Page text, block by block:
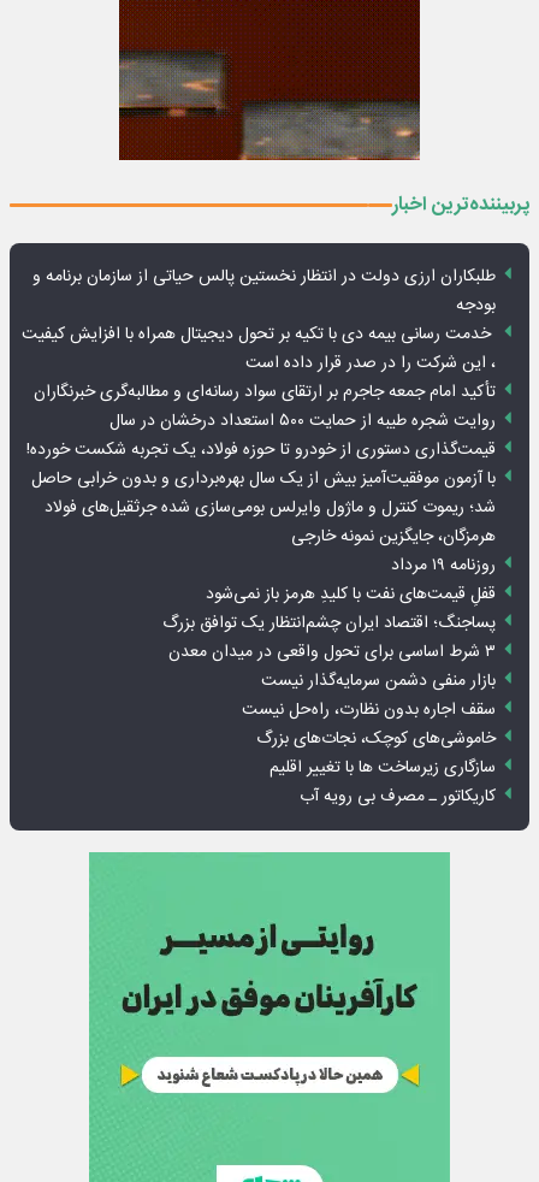
پربیننده‌ترین اخبار
طلبکاران ارزی دولت در انتظار نخستین پالس حیاتی از سازمان برنامه و
بودجه
خدمت رسانی بیمه دی با تکیه بر تحول دیجیتال همراه با افزایش کیفیت
، این شرکت را در صدر قرار داده است
تأکید امام جمعه جاجرم بر ارتقای سواد رسانه‌ای و مطالبه‌گری خبرنگاران
روایت شجره طیبه از حمایت ۵۰۰ استعداد درخشان در سال
قیمت‌گذاری دستوری از خودرو تا حوزه فولاد، یک تجربه شکست خورده!
با آزمون موفقیت‌آمیز بیش از یک سال بهره‌برداری و بدون خرابی حاصل
شد؛ ریموت کنترل و ماژول وایرلس بومی‌سازی شده جرثقیل‌های فولاد
هرمزگان، جایگزین نمونه خارجی
روزنامه ۱۹ مرداد
قفلِ قیمت‌های نفت با کلیدِ هرمز باز نمی‌شود
پساجنگ؛ اقتصاد ایران چشم‌انتظار یک توافق بزرگ
۳ شرط اساسی برای تحول واقعی در میدان معدن
بازار منفی دشمن سرمایه‌گذار نیست
سقف اجاره بدون نظارت، راه‌حل نیست
خاموشی‌های کوچک، نجات‌های بزرگ
سازگاری زیرساخت ها با تغییر اقلیم
کاریکاتور ـ مصرف بی رویه آب